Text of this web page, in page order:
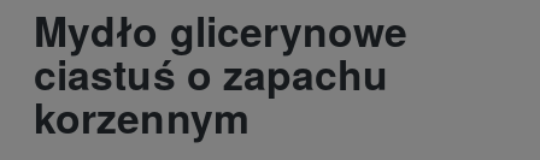
Mydło glicerynowe
ciastuś o zapachu
korzennym